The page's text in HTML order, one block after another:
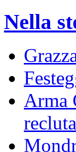
Nella
Arma